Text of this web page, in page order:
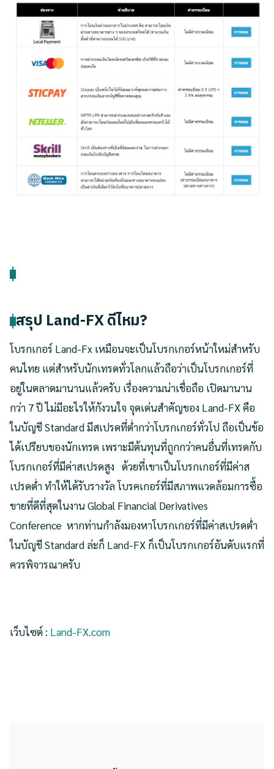
สรุป Land-FX ดีไหม?
โบรกเกอร์ Land-Fx เหมือนจะเป็นโบรกเกอร์หน้าใหม่สำหรับ
คนไทย แต่สำหรับนักเทรดทั่วโลกแล้วถือว่าเป็นโบรกเกอร์ที่
อยู่ในตลาดมานานแล้วครับ เรื่องความน่าเชื่อถือ เปิดมานาน
กว่า 7 ปี ไม่มีอะไรให้กังวนใจ จุดเด่นสำคัญของ Land-FX คือ
ในบัญชี Standard มีสเปรดที่ต่ำกว่าโบรกเกอร์ทั่วโป ถือเป็นข้อ
ได้เปรียบของนักเทรด เพราะมีต้นทุนที่ถูกกว่าคนอื่นที่เทรดกับ
โบรกเกอร์ที่มีค่าสเปรดสูง ด้วยที่เขาเป็นโบรกเกอร์ที่มีค่าส
เปรดต่ำ ทำให้ได้รับรางวัล โบรคเกอร์ที่มีสภาพแวดล้อมการซื้อ
ขายที่ดีที่สุดในงาน Global Financial Derivatives
Conference หากท่านกำลังมองหาโบรกเกอร์ที่มีค่าสเปรดต่ำ
ในบัญชี Standard ล่ะก็ Land-FX ก็เป็นโบรกเกอร์อันดับแรกที่
ควรพิจารณาครับ
เว็บไซต์ : Land-FX.com